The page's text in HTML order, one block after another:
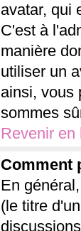
avatar, qui
C'est à
manière
utiliser un
ainsi, vous
sommes
Revenir en
Comment
En
(le titre